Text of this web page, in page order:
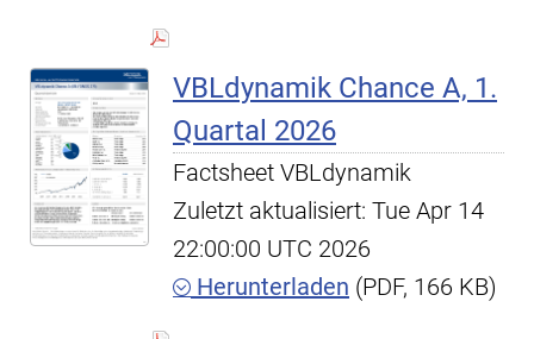
VBLdynamik Chance A, 1.
Quartal 2026
Factsheet VBLdynamik
Zuletzt aktualisiert: Tue Apr 14
22:00:00 UTC 2026
Herunterladen (PDF, 166 KB)